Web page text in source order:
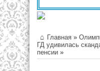
Главная »
ГД удивилась
пенсии »